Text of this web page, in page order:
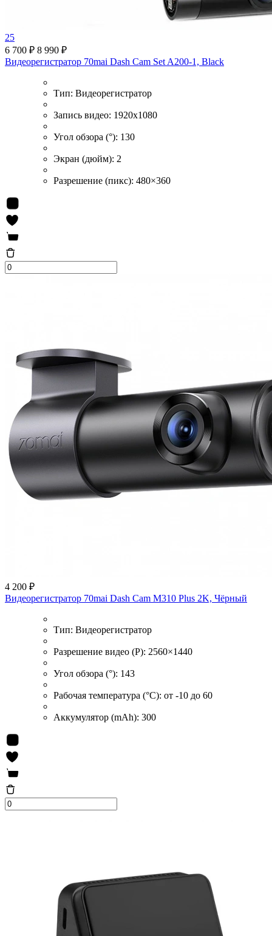
25
6 700 ₽ 8 990 ₽
Видеорегистратор 70mai Dash Cam Set A200-1, Black
Тип: Видеорегистратор
Запись видео: 1920x1080
Угол обзора (°): 130
Экран (дюйм): 2
Разрешение (пикс): 480×360
4 200 ₽
Видеорегистратор 70mai Dash Cam M310 Plus 2K, Чёрный
Тип: Видеорегистратор
Разрешение видео (P): 2560×1440
Угол обзора (°): 143
Рабочая температура (°C): от -10 до 60
Аккумулятор (mAh): 300